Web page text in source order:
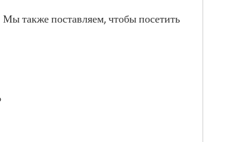
также поставляем, чтобы посетить